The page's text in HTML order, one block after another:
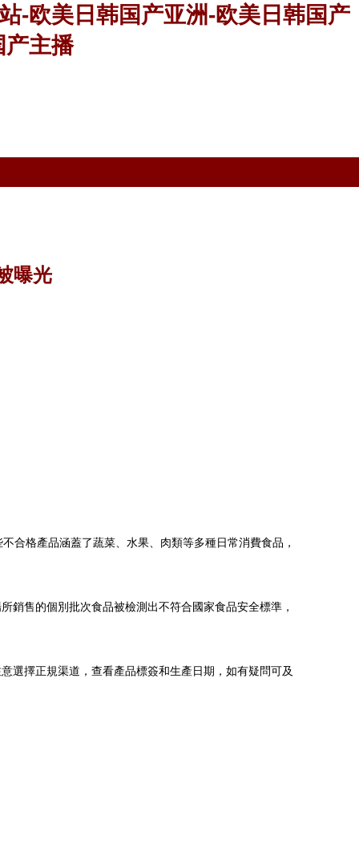
-欧美日韩国产亚洲-欧美日韩国产
产主播
曝光
合格產品涵蓋了蔬菜、水果、肉類等多種日常消費食品，
銷售的個別批次食品被檢測出不符合國家食品安全標準，
選擇正規渠道，查看產品標簽和生產日期，如有疑問可及